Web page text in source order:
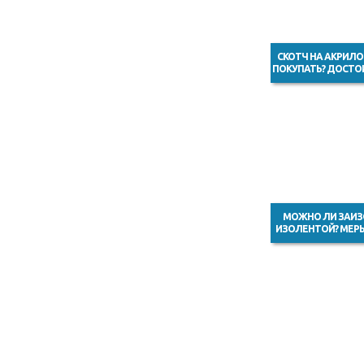
СКОТЧ НА
ПОКУПАТЬ?
МОЖНО ЛИ
ИЗОЛЕНТОЙ?